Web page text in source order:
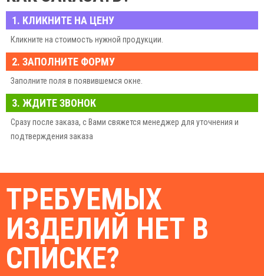
1. КЛИКНИТЕ НА ЦЕНУ
Кликните на стоимость нужной продукции.
2. ЗАПОЛНИТЕ ФОРМУ
Заполните поля в появившемся окне.
3. ЖДИТЕ ЗВОНОК
Сразу после заказа, с Вами свяжется менеджер для уточнения и
подтверждения заказа
ТРЕБУЕМЫХ
ИЗДЕЛИЙ НЕТ В
СПИСКЕ?